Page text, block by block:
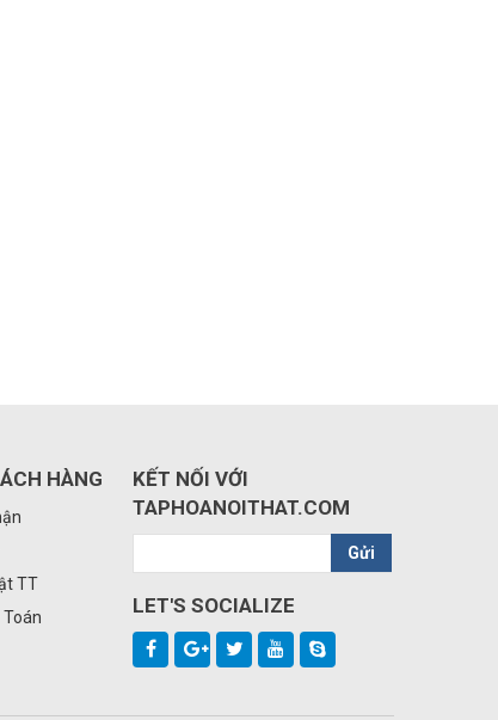
HÀNG
TT
Toán
KẾT NỐI VỚI
TAPHOANOITHAT.COM
Gửi
LET'S SOCIALIZE